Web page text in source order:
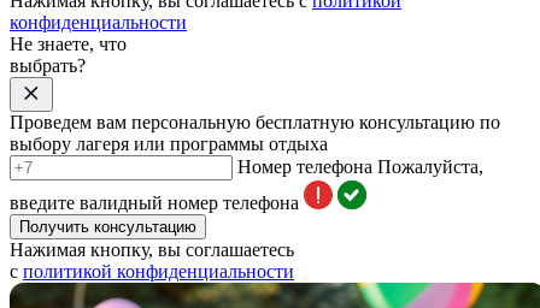
конфиденциальности
Не знаете, что
выбрать?
Проведем вам персональную бесплатную консультацию по
выбору лагеря или программы отдыха
Номер телефона Пожалуйста,
введите валидный номер телефона
Получить консультацию
Нажимая кнопку, вы соглашаетесь
с политикой конфиденциальности